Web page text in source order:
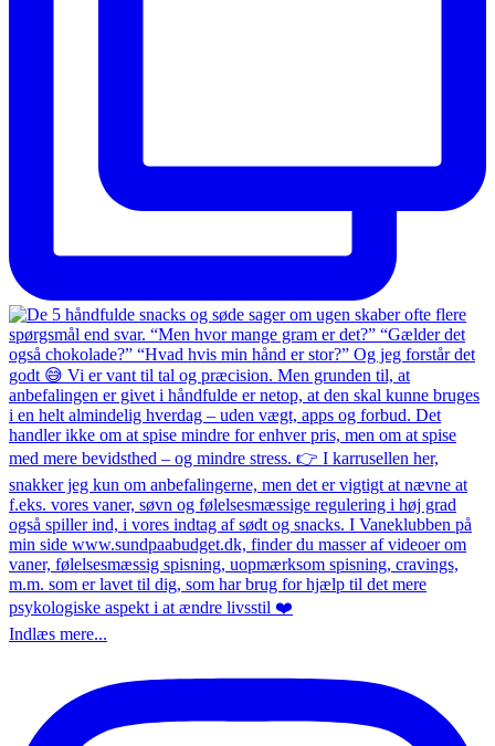
Indlæs mere...